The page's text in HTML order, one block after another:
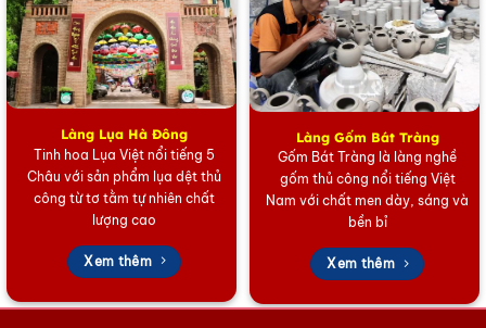
Làng Lụa Hà Đông
Tinh hoa Lụa Việt nổi tiếng 5
Châu với sản phẩm lụa dệt thủ
công từ tơ tằm tự nhiên chất
lượng cao
Xem thêm
Làng Gốm Bát Tràng
Gốm Bát Tràng là làng nghề
gốm thủ công nổi tiếng Việt
Nam với chất men dày, sáng và
bền bỉ
Xem thêm